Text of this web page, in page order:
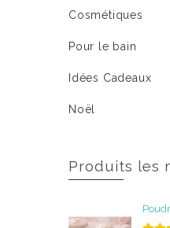
Cosmétiques
Pour le bain
Idées Cadeaux
Noël
Produits les